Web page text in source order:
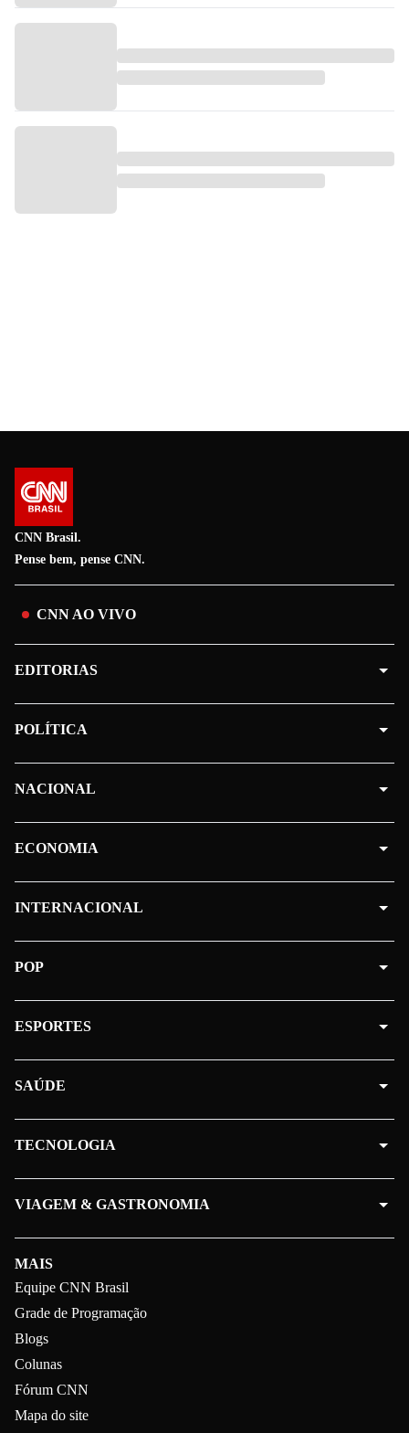
CNN Brasil.
Pense bem, pense CNN.
CNN AO VIVO
MAIS
Equipe CNN Brasil
Grade de Programação
Blogs
Colunas
Fórum CNN
Mapa do site
EDITORIAS
POLÍTICA
NACIONAL
ECONOMIA
INTERNACIONAL
POP
ESPORTES
SAÚDE
TECNOLOGIA
VIAGEM & GASTRONOMIA